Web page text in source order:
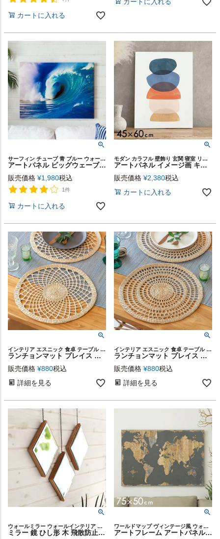
カートに入れる
カートに入れる
サーフィン チューブ 青 ブルー ウォールアート 玄関 リビング
アートパネル ビッグウェーブ キャンパス パネル ビーチ 海 風景 写真 約 W 45cm D 60cm H 2.7cm [67041]【 アート キャンパスアート 壁掛け プリント フォト グラフィック ウォール デコレーション 北欧 インテリア おしゃれ リゾート サーフ ハワイ 西海岸 】
販売価格 ¥1,980税込
1件
カートに入れる
モダン カラフル 壁飾り 玄関 寝室 リビング 絵
アートパネル イメージ画 キャンパス パネル 約 W 45cm D 60cm H 2.7cm 抽象的 [67021]【 アート キャンパスアート ファブリック調 絵画 壁掛け ピクチャー シンプル BOHO ナチュラル ウォール デコレーション インテリア おしゃれ リゾート 西海岸風 男前 塩系 】
販売価格 ¥2,380税込
カートに入れる
インテリア エスニック 食卓 テーブル ランチョン 敷物 壁飾り
ランチョンマット プレイス プレース マット シーグラス 円 サークル ラウンド W 38cm D 38cm H 0.5cm [51289]【 ウォール 壁 デコレーション テーブル ウェア パーティー ディナー ランチ ダイニング キッチン 小物 おしゃれ リゾート ナチュラル 西海岸風 塩系 男前 】
販売価格 ¥880税込
詳細を見る
インテリア エスニック 食卓 テーブル ランチョン 敷物 壁飾り
ランチョンマット プレイス プレース マット シーグラス 円 サークル ラウンド W 38cm D 38cm H 0.5cm [51288]【 ウォール 壁 デコレーション テーブル ウェア パーティー ディナー ランチ ダイニング キッチン 小物 おしゃれ リゾート ナチュラル 西海岸風 塩系 男前 】
販売価格 ¥880税込
詳細を見る
ウォールミラー ウォールインテリア インテリア 西海岸 ギフト
ミラー 鏡 ひし形 木 飛散防止 ３個セット W 20 × D 3 × H 28 [91488]【 ダイヤ 天然木 ミンディ チェーン付き 飛散防止ミラー 壁掛け 吊り下げ ３パーツ ３連 おしゃれ シンプル レトロ アンティーク調 ミッドセンチュリー リビング 玄関 寝室 洗面 エントランス】
ワールドマップ ヴィンテージ風 ウォールアート ウォール 玄関
アートフレーム アートパネル 世界地図 アンティーク風 W 75cm D 50cm H 2.7cm アート キャンバス セット [67007]【 アートポスター 絵画 ピクチャー 壁掛け ウォールデコレーション プリント 北欧 おしゃれ リゾート エスニック 西海岸 】